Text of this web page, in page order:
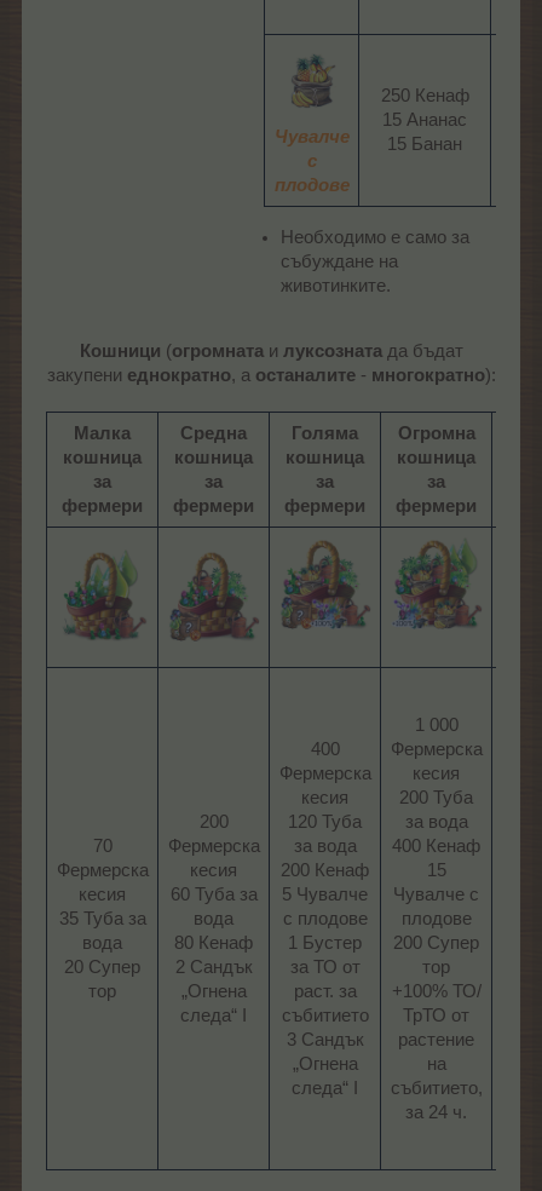
Чувалче
с
плодове
250 Кенаф
15 Ананас
15 Банан​
Необходимо е само за
събуждане на
животинките.
Кошници (огромнатаи луксознатада бъдат
закупени еднократно, а останалите- многократно):
Малка
кошница
за
фермери
Средна
кошница
за
фермери
Голяма
кошница
за
фермери
Огромна
кошница
за
фермери
70
Фермерска
кесия
35 Туба за
вода
20 Супер
тор​
200
Фермерска
кесия
60 Туба за
вода
80 Кенаф
2 Сандък
„Огнена
следа“ I​
400
Фермерска
кесия
120 Туба
за вода
200 Кенаф
5 Чувалче
с плодове
1 Бустер
за ТО от
раст. за
събитието
3 Сандък
„Огнена
следа“ I​
1 000
Фермерска
кесия
200 Туба
за вода
400 Кенаф
15
Чувалче с
плодове
200 Супер
тор
+100% ТО/
ТрТО от
растение
на
събитието,
за 24 ч.​